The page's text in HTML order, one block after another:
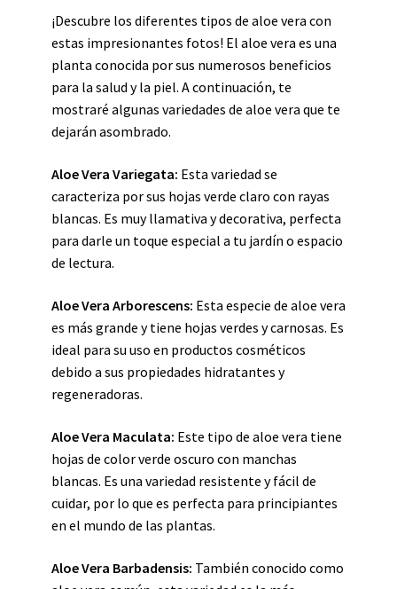
¡Descubre los diferentes tipos de aloe vera con
estas impresionantes fotos! El aloe vera es una
planta conocida por sus numerosos beneficios
para la salud y la piel. A continuación, te
mostraré algunas variedades de aloe vera que te
dejarán asombrado.
Aloe Vera Variegata: Esta variedad se
caracteriza por sus hojas verde claro con rayas
blancas. Es muy llamativa y decorativa, perfecta
para darle un toque especial a tu jardín o espacio
de lectura.
Aloe Vera Arborescens: Esta especie de aloe vera
es más grande y tiene hojas verdes y carnosas. Es
ideal para su uso en productos cosméticos
debido a sus propiedades hidratantes y
regeneradoras.
Aloe Vera Maculata: Este tipo de aloe vera tiene
hojas de color verde oscuro con manchas
blancas. Es una variedad resistente y fácil de
cuidar, por lo que es perfecta para principiantes
en el mundo de las plantas.
Aloe Vera Barbadensis: También conocido como